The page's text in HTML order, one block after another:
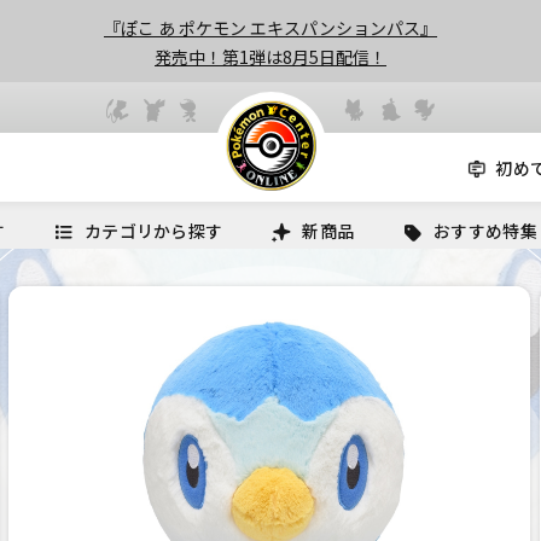
『ぽこ あ ポケモン エキスパンションパス』
発売中！第1弾は8月5日配信！
初め
カテゴリから探す 新商品 おすすめ特集